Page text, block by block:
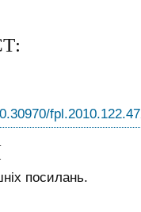
посилань.